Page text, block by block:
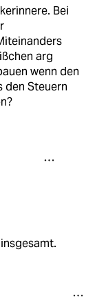
Bei
arg
wenn den
den Steuern